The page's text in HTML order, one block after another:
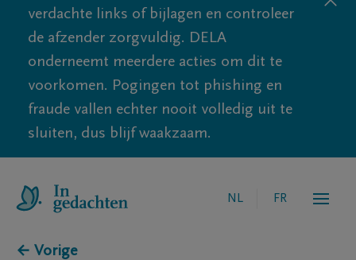
verdachte links of bijlagen en controleer
de afzender zorgvuldig. DELA
onderneemt meerdere acties om dit te
voorkomen. Pogingen tot phishing en
fraude vallen echter nooit volledig uit te
sluiten, dus blijf waakzaam.
NL FR
← Vorige